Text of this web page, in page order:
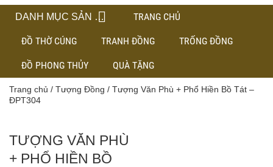
DANH MỤC SẢN PHẨM TRANG CHỦ
ĐỒ THỜ CÚNG TRANH ĐỒNG TRỐNG ĐỒNG
ĐỒ PHONG THỦY QUÀ TẶNG
Trang chủ / Tượng Đồng / Tượng Văn Phù + Phổ Hiền Bồ Tát –
ĐPT304
TƯỢNG VĂN PHÙ
+ PHỔ HIỀN BỒ